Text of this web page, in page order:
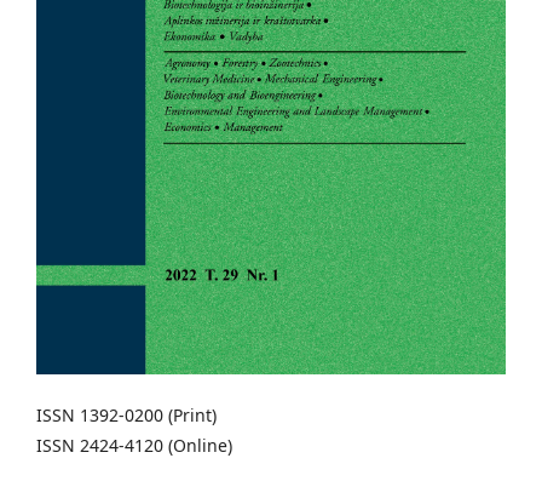
ISSN 1392-0200 (Print)
ISSN 2424-4120 (Online)